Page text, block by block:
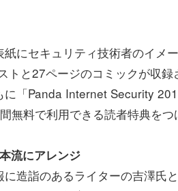
にセキュリティ技術者のイメ
トと27ページのコミックが収
に「Panda Internet Security
無料で利用できる読者特典をつ
流にアレンジ
造詣のあるライターの吉澤氏